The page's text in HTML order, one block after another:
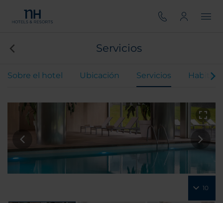
Servicios
Sobre el hotel Ubicación Servicios
10